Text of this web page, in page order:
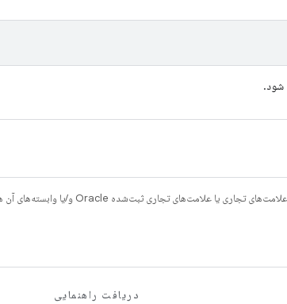
شود.
دریافت راهنمایی